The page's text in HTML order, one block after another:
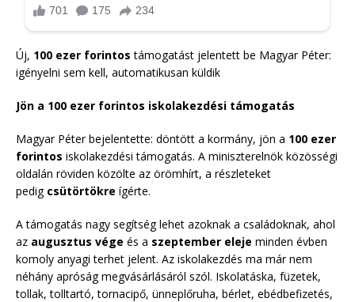
Új, 100 ezer forintos támogatást jelentett be Magyar Péter:
igényelni sem kell, automatikusan küldik
Jön a 100 ezer forintos iskolakezdési támogatás
Magyar Péter bejelentette: döntött a kormány, jön a 100 ezer
forintos iskolakezdési támogatás. A miniszterelnök közösségi
oldalán röviden közölte az örömhírt, a részleteket
pedig csütörtökre ígérte.
A támogatás nagy segítség lehet azoknak a családoknak, ahol
az augusztus vége és a szeptember eleje minden évben
komoly anyagi terhet jelent. Az iskolakezdés ma már nem
néhány apróság megvásárlásáról szól. Iskolatáska, füzetek,
tollak, tolltartó, tornacipő, ünneplőruha, bérlet, ebédbefizetés,